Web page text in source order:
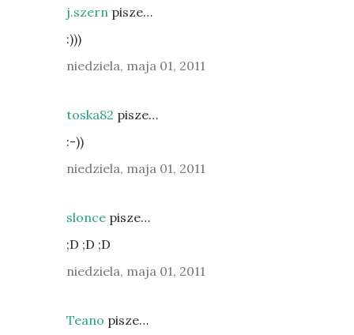
j.szern pisze…
:)))
niedziela, maja 01, 2011
toska82 pisze…
:-))
niedziela, maja 01, 2011
slonce pisze…
;D ;D ;D
niedziela, maja 01, 2011
Teano pisze…